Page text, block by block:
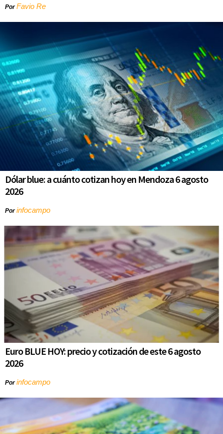
PorFavio Re
Dólar blue: a cuánto cotizan hoy en Mendoza 6 agosto
2026
Porinfocampo
Euro BLUE HOY: precio y cotización de este 6 agosto
2026
Porinfocampo